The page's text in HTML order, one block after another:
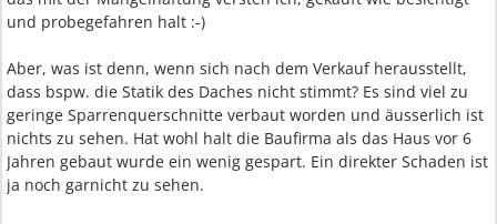
und probegefahren halt :-)
Aber, was ist denn, wenn sich nach dem Verkauf herausstellt,
dass bspw. die Statik des Daches nicht stimmt? Es sind viel zu
geringe Sparrenquerschnitte verbaut worden und äusserlich ist
nichts zu sehen. Hat wohl halt die Baufirma als das Haus vor 6
Jahren gebaut wurde ein wenig gespart. Ein direkter Schaden ist
ja noch garnicht zu sehen.